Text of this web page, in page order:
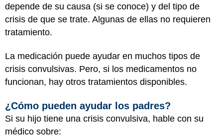
depende de su causa (si se conoce) y del tipo de
crisis de que se trate. Algunas de ellas no requieren
tratamiento.
La medicación puede ayudar en muchos tipos de
crisis convulsivas. Pero, si los medicamentos no
funcionan, hay otros tratamientos disponibles.
¿Cómo pueden ayudar los padres?
Si su hijo tiene una crisis convulsiva, hable con su
médico sobre: